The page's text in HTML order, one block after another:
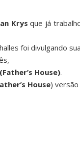
Krys que já
foi divulgando
House).
House) versão
Facebook Twitter